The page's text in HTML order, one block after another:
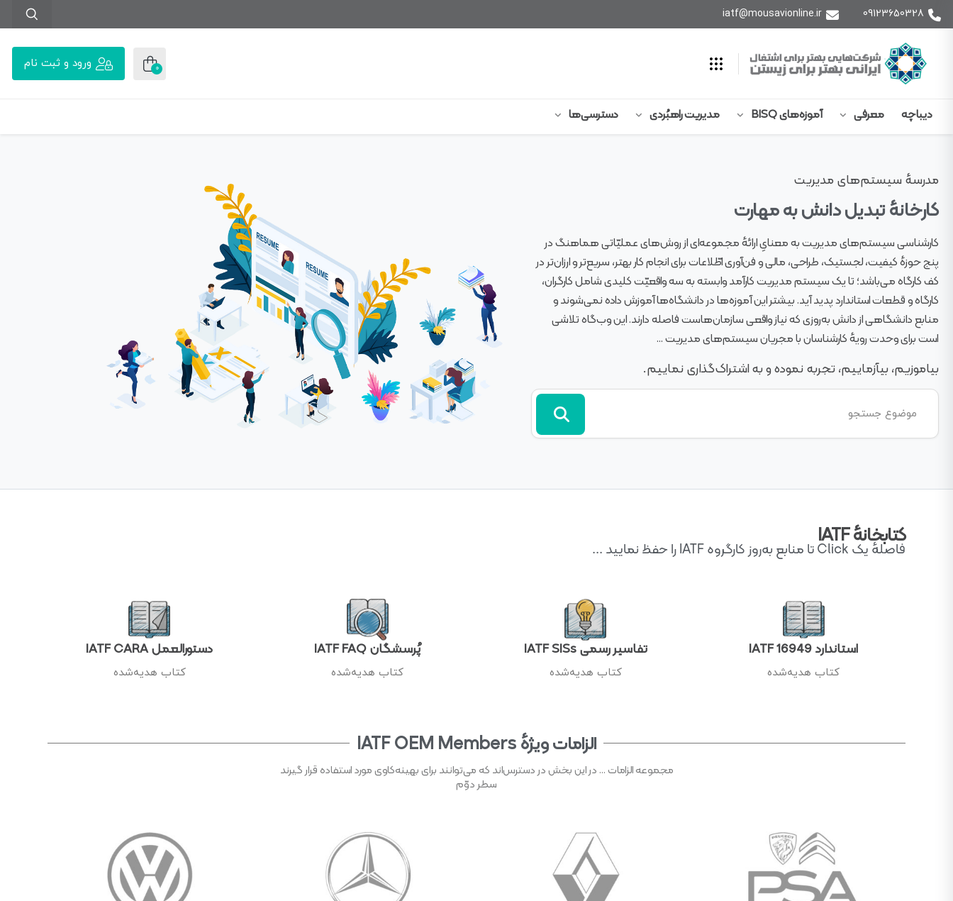
09123650328
iatf@mousavionline.ir
0 ورود و ثبت نام
دیباچه معرفی آموزه‌های BISQ مدیریت راهبُردی دسترسی‌ها
مدرسهٔ سیستم‌های مدیریت
کارخانهٔ تبدیل دانش به مهارت
کارشناسی سیستم‌های مدیریت به معنایِ ارائهٔ مجموعه‌ای از روش‌های عملیّاتی هماهنگ در
پنج حوزهٔ کیفیت، لجستیک، طراحی، مالی و فن‌آوری اطّلاعات برای انجام کار بهتر، سریع‌تر و ارزان‌تر در
کف کارگاه می‌باشد؛ تا یک سیستم مدیریت کارآمد وابسته به سه واقعیّت کلیدی شامل کارگران،
کارگاه و قطعات استاندارد پدید آید. بیشتر این آموزه‌ها در دانشگاه‌ها آموزش داده نمی‌شوند و
منابع دانشگاهی از دانش به‌روزی که نیاز واقعی سازمان‌هاست فاصله دارند. این وب‌گاه تلاشی
است برای وحدت رویهٔ کارشناسان با مجریان سیستم‌های مدیریت ...
بیاموزیم، بیآزماییم، تجربه نموده و به اشتراک‌گذاری نماییم.
کتابخانهٔ IATF
فاصلهٔ یک Click تا منابع به‌روز کارگروه IATF را حفظ نمایید ...
استاندارد IATF 16949
کتاب هدیه‌شده
تفاسیر رسمی IATF SISs
کتاب هدیه‌شده
پُرسشگان IATF FAQ
کتاب هدیه‌شده​
دستورالعمل IATF CARA
کتاب هدیه‌شده​
الزامات ویژهٔ IATF OEM Members
مجموعه الزامات ... در این بخش در دسترس‌اند که می‌توانند برای بهینه‌کاوی مورد استفاده قرار گیرند
سطر دوّم